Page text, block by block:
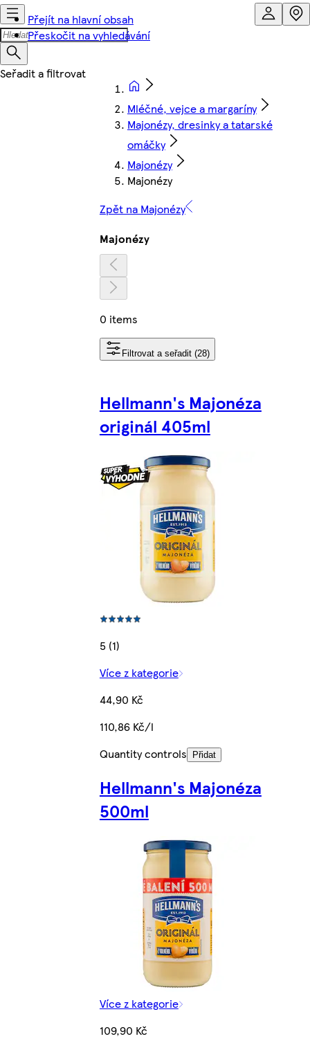
Přejít na hlavní obsah
Přeskočit na vyhledávání
Mléčné, vejce a margaríny
Majonézy, dresinky a tatarské
omáčky
Majonézy
Majonézy
Zpět na Majonézy
Majonézy
0 items
Filtrovat a seřadit (28)
Hellmann's Majonéza
originál 405ml
5 (1)
Více z kategorie
44,90 Kč
110,86 Kč/l
Quantity controls
Přidat
Hellmann's Majonéza
500ml
Více z kategorie
109,90 Kč